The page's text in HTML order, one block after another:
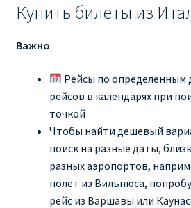
Купить билеты из
Важно.
Рейсы по определенным
рейсов в календарях при
точкой
Чтобы найти дешевый
поиск на разные даты,
разных аэропортов,
полет из Вильнюса,
рейс из Варшавы или